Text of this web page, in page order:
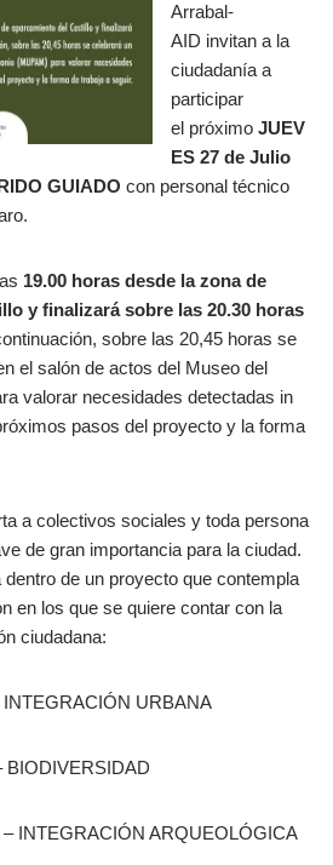
Arrabal-
AID invitan a la
ciudadanía a
participar
el próximo JUEV
ES 27 de Julio
GUIADO con personal técnico
19.00 horas desde la zona de
y finalizará sobre las 20.30 horas
sobre las 20,45 horas se
el salón de actos del Museo del
valorar necesidades detectadas in
pasos del proyecto y la forma
a colectivos sociales y toda persona
de gran importancia para la ciudad.
de un proyecto que contempla
en los que se quiere contar con la
ciudadana:
URBANA
BIODIVERSIDAD
INTEGRACIÓN ARQUEOLÓGICA